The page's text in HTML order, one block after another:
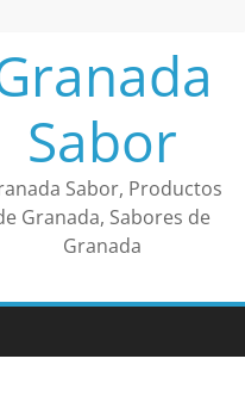
Sabor
Sabor, Productos
Granada, Sabores de
Granada